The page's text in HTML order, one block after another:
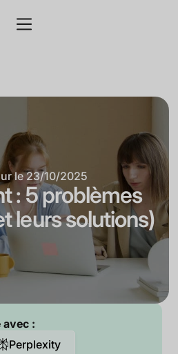
le23/10/2025
: 5 problèmes
leurs solutions)
avec :
Perplexity